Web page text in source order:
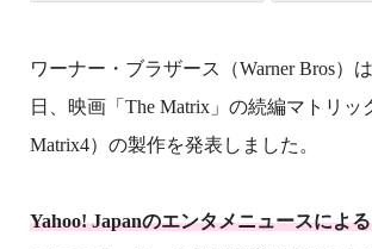
ワーナー・ブラザース（Warner Bros）
日、映画「The Matrix」の続編マトリッ
Matrix4）の製作を発表しました。
Yahoo! Japanのエンタメニュースによ